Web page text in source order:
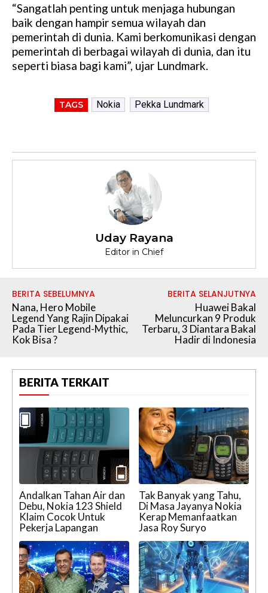
“Sangatlah penting untuk menjaga hubungan
baik dengan hampir semua wilayah dan
pemerintah di dunia. Kami berkomunikasi dengan
pemerintah di berbagai wilayah di dunia, dan itu
seperti biasa bagi kami”, ujar Lundmark.
TAGS Nokia Pekka Lundmark
Uday Rayana
Editor in Chief
BERITA SEBELUMNYA
Nana, Hero Mobile
Legend Yang Rajin Dipakai
Pada Tier Legend-Mythic,
Kok Bisa ?
BERITA SELANJUTNYA
Huawei Bakal
Meluncurkan 9 Produk
Terbaru, 3 Diantara Bakal
Hadir di Indonesia
BERITA TERKAIT
Andalkan Tahan Air dan
Debu, Nokia 123 Shield
Klaim Cocok Untuk
Pekerja Lapangan
Tak Banyak yang Tahu,
Di Masa Jayanya Nokia
Kerap Memanfaatkan
Jasa Roy Suryo